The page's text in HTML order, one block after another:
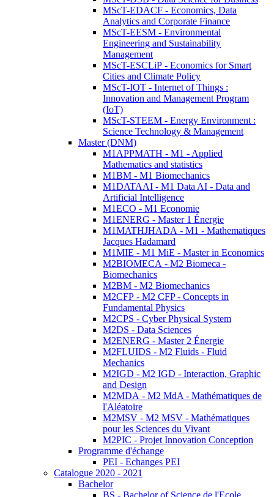
MScT-EDACF - Economics, Data
Analytics and Corporate Finance
MScT-EESM - Environmental
Engineering and Sustainability
Management
MScT-ESCLiP - Economics for Smart
Cities and Climate Policy
MScT-IOT - Internet of Things :
Innovation and Management Program
(IoT)
MScT-STEEM - Energy Environment :
Science Technology & Management
Master (DNM)
M1APPMATH - M1 - Applied
Mathematics and statistics
M1BM - M1 Biomechanics
M1DATAAI - M1 Data AI - Data and
Artificial Intelligence
M1ECO - M1 Economie
M1ENERG - Master 1 Énergie
M1MATHJHADA - M1 - Mathematiques
Jacques Hadamard
M1MIE - M1 MiE - Master in Economics
M2BIOMECA - M2 Biomeca -
Biomechanics
M2BM - M2 Biomechanics
M2CFP - M2 CFP - Concepts in
Fundamental Physics
M2CPS - Cyber Physical System
M2DS - Data Sciences
M2ENERG - Master 2 Énergie
M2FLUIDS - M2 Fluids - Fluid
Mechanics
M2IGD - M2 IGD - Interaction, Graphic
and Design
M2MDA - M2 MdA - Mathématiques de
l'Aléatoire
M2MSV - M2 MSV - Mathématiques
pour les Sciences du Vivant
M2PIC - Projet Innovation Conception
Programme d'échange
PEI - Echanges PEI
Catalogue 2020 - 2021
Bachelor
BS - Bachelor of Science de l'Ecole